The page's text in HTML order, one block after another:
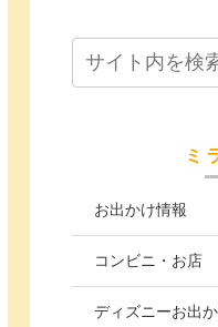
ミ
お出かけ情報
コンビニ・お店
ディズニーお出